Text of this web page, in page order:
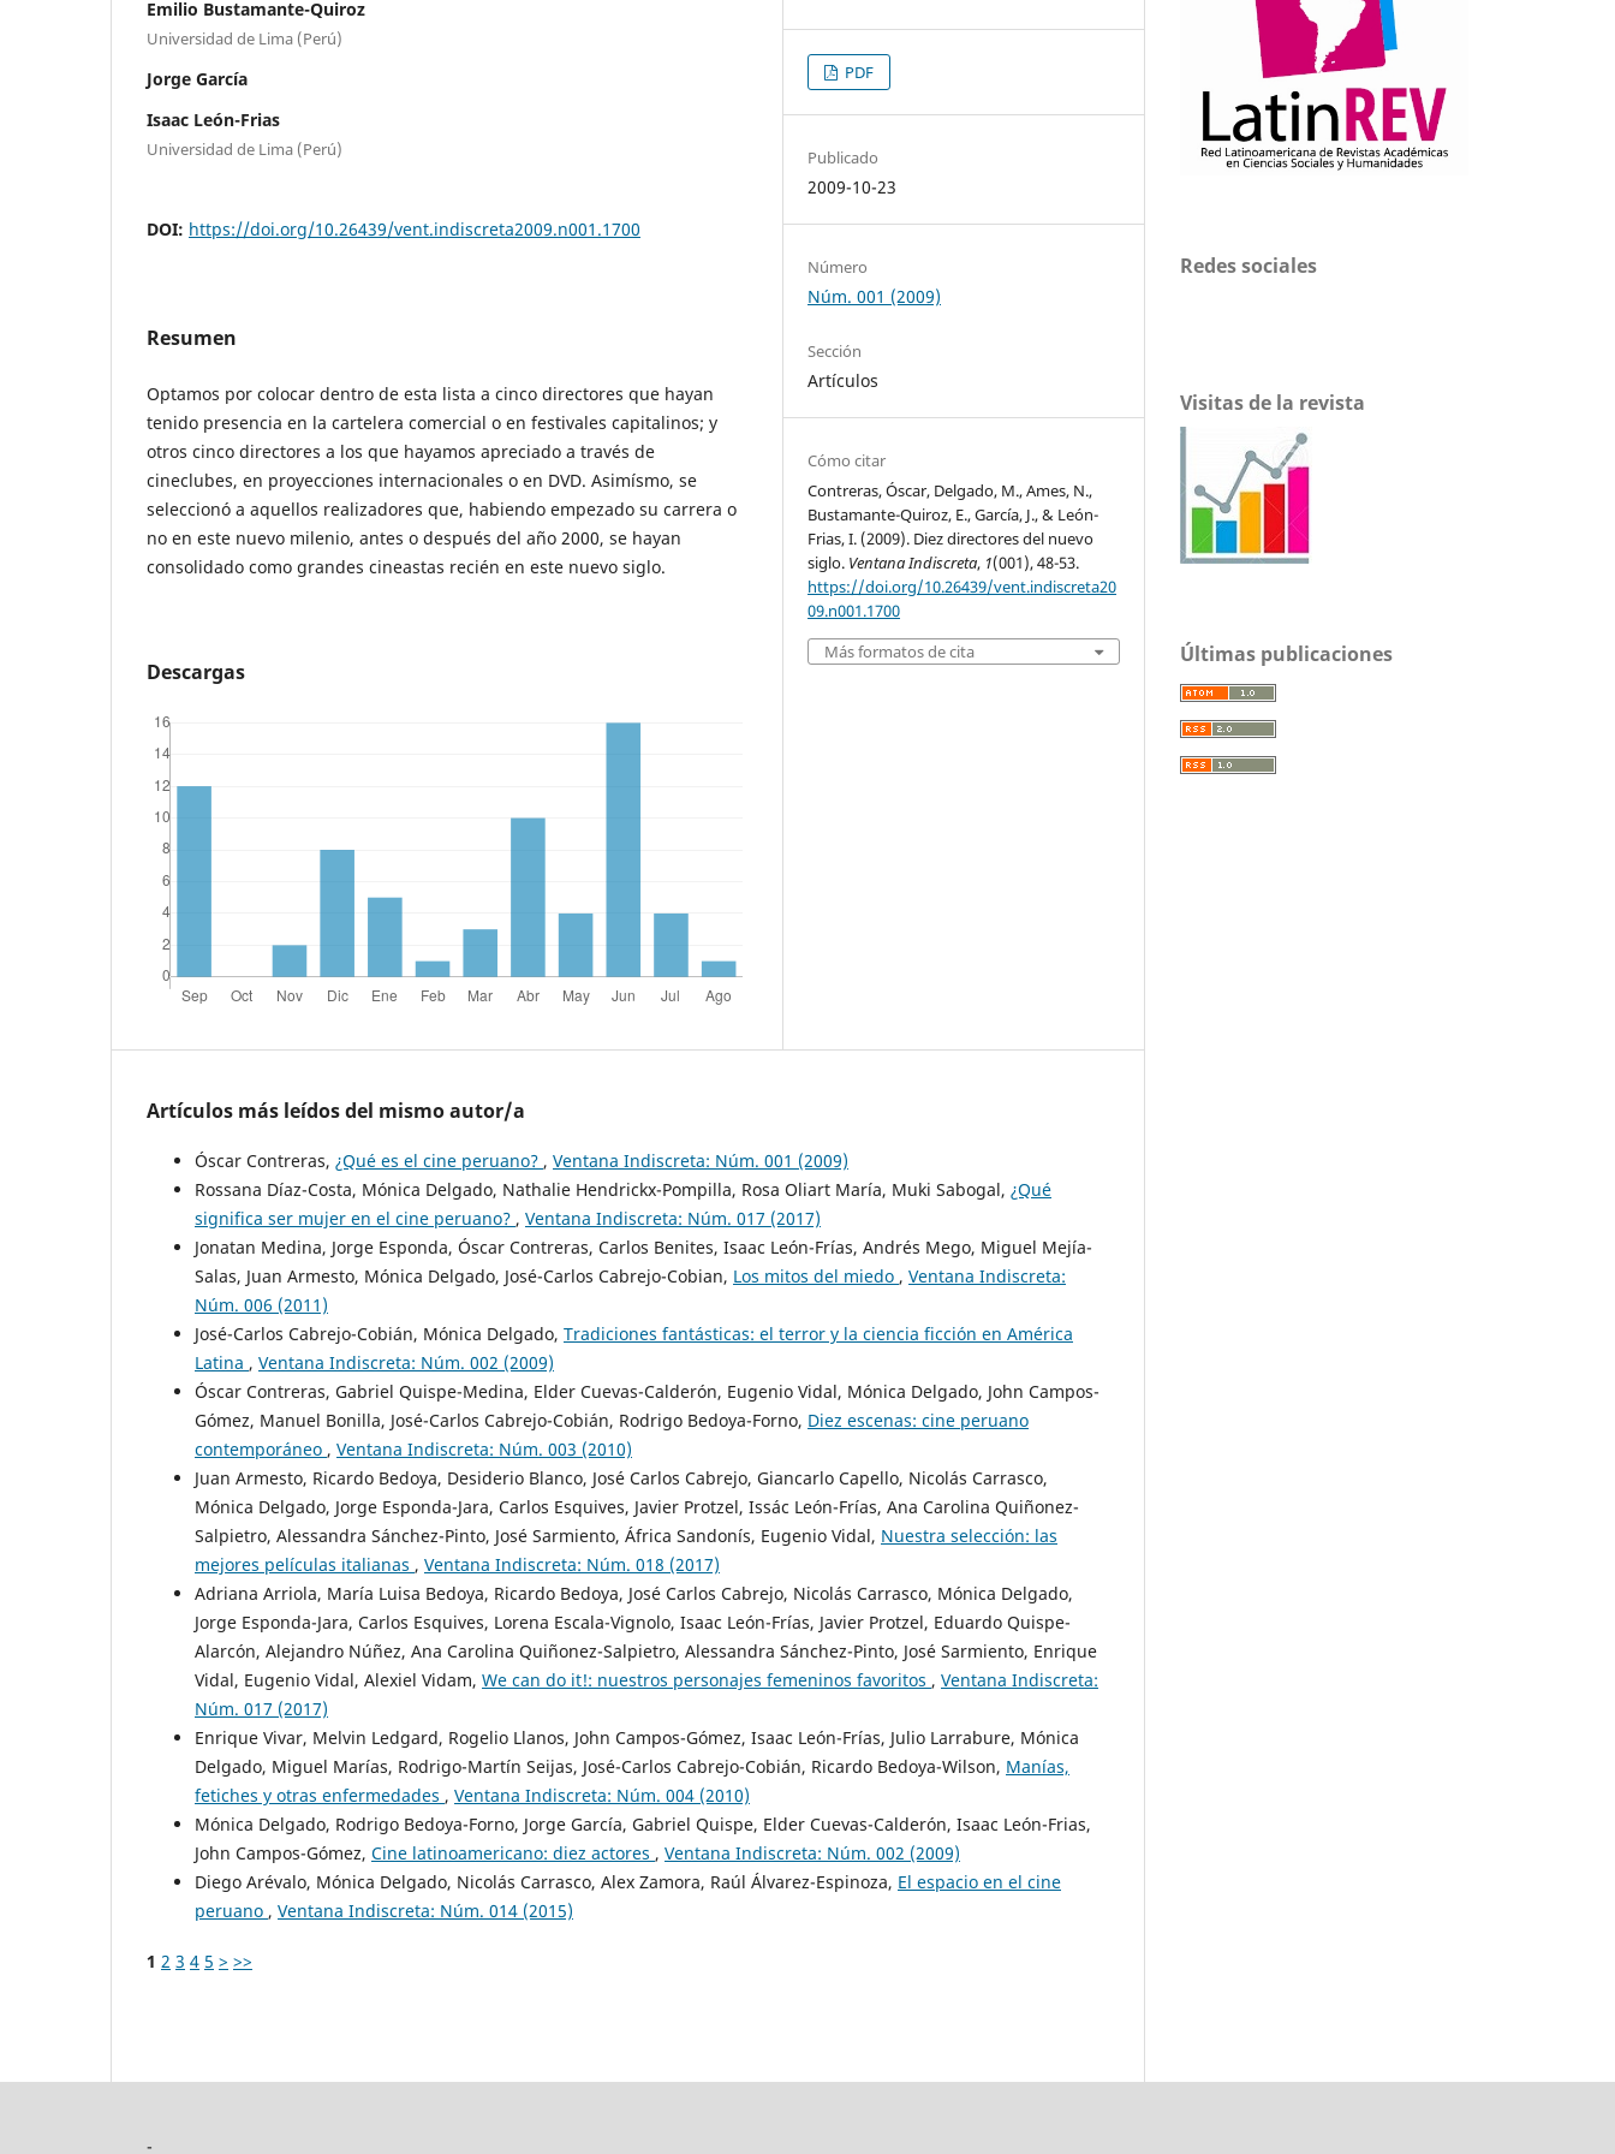
Emilio Bustamante-Quiroz
Universidad de Lima (Perú)
Jorge García
Isaac León-Frias
Universidad de Lima (Perú)
DOI: https://doi.org/10.26439/vent.indiscreta2009.n001.1700
Resumen
Optamos por colocar dentro de esta lista a cinco directores que hayan
tenido presencia en la cartelera comercial o en festivales capitalinos; y
otros cinco directores a los que hayamos apreciado a través de
cineclubes, en proyecciones internacionales o en DVD. Asimísmo, se
seleccionó a aquellos realizadores que, habiendo empezado su carrera o
no en este nuevo milenio, antes o después del año 2000, se hayan
consolidado como grandes cineastas recién en este nuevo siglo.
Descargas
PDF
Publicado
2009-10-23
Número
Núm. 001 (2009)
Sección
Artículos
Cómo citar
Contreras, Óscar, Delgado, M., Ames, N.,
Bustamante-Quiroz, E., García, J., & León-
Frias, I. (2009). Diez directores del nuevo
siglo. Ventana Indiscreta, 1(001), 48-53.
https://doi.org/10.26439/vent.indiscreta20
09.n001.1700
Más formatos de cita
Artículos más leídos del mismo autor/a
Óscar Contreras, ¿Qué es el cine peruano? , Ventana Indiscreta: Núm. 001 (2009)
Rossana Díaz-Costa, Mónica Delgado, Nathalie Hendrickx-Pompilla, Rosa Oliart María, Muki Sabogal, ¿Qué
significa ser mujer en el cine peruano? , Ventana Indiscreta: Núm. 017 (2017)
Jonatan Medina, Jorge Esponda, Óscar Contreras, Carlos Benites, Isaac León-Frías, Andrés Mego, Miguel Mejía-
Salas, Juan Armesto, Mónica Delgado, José-Carlos Cabrejo-Cobian, Los mitos del miedo , Ventana Indiscreta:
Núm. 006 (2011)
José-Carlos Cabrejo-Cobián, Mónica Delgado, Tradiciones fantásticas: el terror y la ciencia ficción en América
Latina , Ventana Indiscreta: Núm. 002 (2009)
Óscar Contreras, Gabriel Quispe-Medina, Elder Cuevas-Calderón, Eugenio Vidal, Mónica Delgado, John Campos-
Gómez, Manuel Bonilla, José-Carlos Cabrejo-Cobián, Rodrigo Bedoya-Forno, Diez escenas: cine peruano
contemporáneo , Ventana Indiscreta: Núm. 003 (2010)
Juan Armesto, Ricardo Bedoya, Desiderio Blanco, José Carlos Cabrejo, Giancarlo Capello, Nicolás Carrasco,
Mónica Delgado, Jorge Esponda-Jara, Carlos Esquives, Javier Protzel, Issác León-Frías, Ana Carolina Quiñonez-
Salpietro, Alessandra Sánchez-Pinto, José Sarmiento, África Sandonís, Eugenio Vidal, Nuestra selección: las
mejores películas italianas , Ventana Indiscreta: Núm. 018 (2017)
Adriana Arriola, María Luisa Bedoya, Ricardo Bedoya, José Carlos Cabrejo, Nicolás Carrasco, Mónica Delgado,
Jorge Esponda-Jara, Carlos Esquives, Lorena Escala-Vignolo, Isaac León-Frías, Javier Protzel, Eduardo Quispe-
Alarcón, Alejandro Núñez, Ana Carolina Quiñonez-Salpietro, Alessandra Sánchez-Pinto, José Sarmiento, Enrique
Vidal, Eugenio Vidal, Alexiel Vidam, We can do it!: nuestros personajes femeninos favoritos , Ventana Indiscreta:
Núm. 017 (2017)
Enrique Vivar, Melvin Ledgard, Rogelio Llanos, John Campos-Gómez, Isaac León-Frías, Julio Larrabure, Mónica
Delgado, Miguel Marías, Rodrigo-Martín Seijas, José-Carlos Cabrejo-Cobián, Ricardo Bedoya-Wilson, Manías,
fetiches y otras enfermedades , Ventana Indiscreta: Núm. 004 (2010)
Mónica Delgado, Rodrigo Bedoya-Forno, Jorge García, Gabriel Quispe, Elder Cuevas-Calderón, Isaac León-Frias,
John Campos-Gómez, Cine latinoamericano: diez actores , Ventana Indiscreta: Núm. 002 (2009)
Diego Arévalo, Mónica Delgado, Nicolás Carrasco, Alex Zamora, Raúl Álvarez-Espinoza, El espacio en el cine
peruano , Ventana Indiscreta: Núm. 014 (2015)
1 2 3 4 5 > >>
Redes sociales
Visitas de la revista
Últimas publicaciones
-